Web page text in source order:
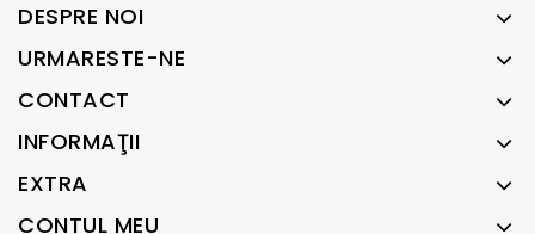
DESPRE NOI
URMARESTE-NE
CONTACT
INFORMAŢII
EXTRA
CONTUL MEU